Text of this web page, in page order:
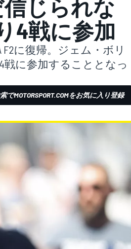
信じられな
4戦に参加
に復帰。ジェム・ボリ
に参加することとなっ
索でMOTORSPORT.COMをお気に入り登録